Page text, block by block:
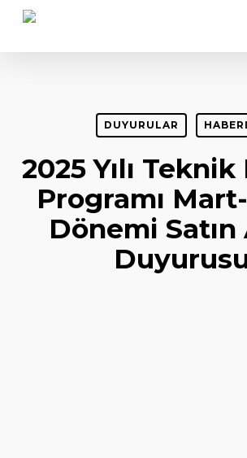
Skip
DUYURULAR
2025 Yılı
Programı
Dönemi Satın